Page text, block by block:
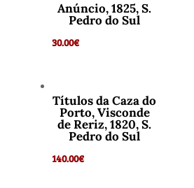
Anúncio, 1825, S.
Pedro do Sul
30.00€
Títulos da Caza do
Porto, Visconde
de Reriz, 1820, S.
Pedro do Sul
140.00€